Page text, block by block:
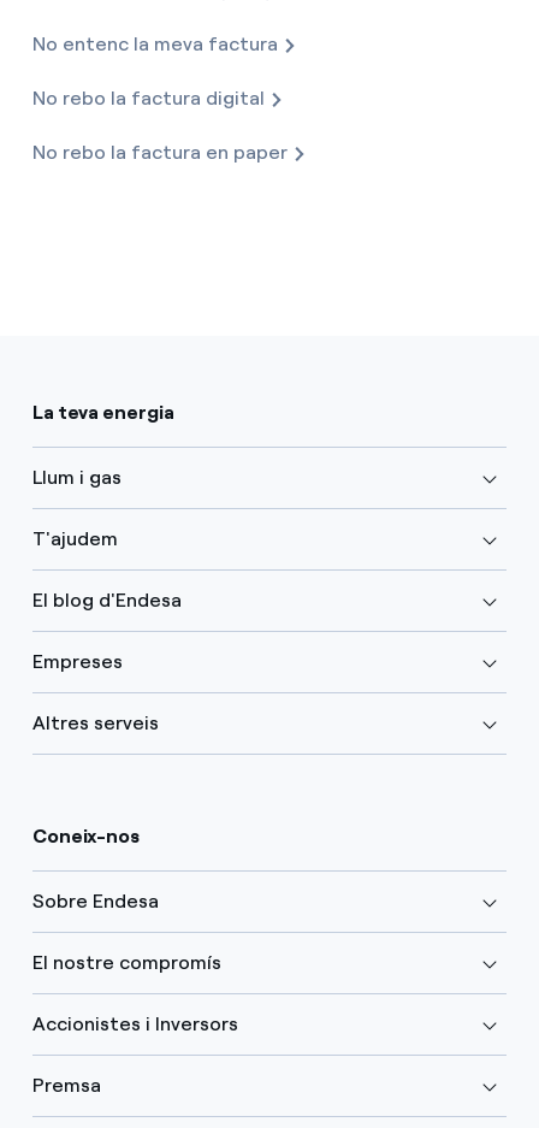
No entenc la meva factura
No rebo la factura digital
No rebo la factura en paper
La teva energia
Llum i gas
T'ajudem
El blog d'Endesa
Empreses
Altres serveis
Coneix-nos
Sobre Endesa
El nostre compromís
Accionistes i Inversors
Premsa